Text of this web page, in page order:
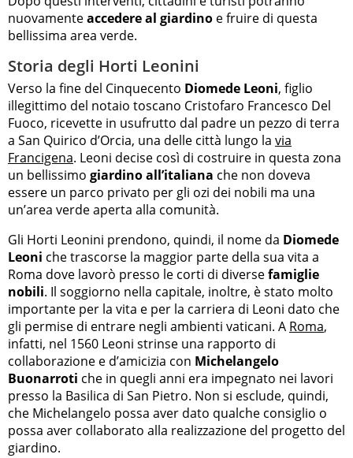
nuovamenteaccedere al giardino e fruire di questa
bellissima area verde.
Storia degli Horti Leonini
Verso la fine del Cinquecento Diomede Leoni, figlio
illegittimo del notaio toscano Cristofaro Francesco Del
Fuoco, ricevette in usufrutto dal padre un pezzo di terra
a San Quirico d’Orcia, una delle città lungo la via
Francigena. Leoni decise così di costruire in questa zona
un bellissimo giardino all’italiana che non doveva
essere un parco privato per gli ozi dei nobili ma una
un’area verde aperta alla comunità.
Gli Horti Leonini prendono, quindi, il nome da Diomede
Leoni che trascorse la maggior parte della sua vita a
Roma dove lavorò presso le corti di diversefamiglie
nobili. Il soggiorno nella capitale, inoltre, è stato molto
importante per la vita e per la carriera di Leoni dato che
gli permise di entrare negli ambienti vaticani. A Roma,
infatti, nel 1560 Leoni strinse una rapporto di
collaborazione e d’amicizia con Michelangelo
Buonarroti che in quegli anni era impegnato nei lavori
presso la Basilica di San Pietro. Non si esclude, quindi,
che Michelangelo possa aver dato qualche consiglio o
possa aver collaborato alla realizzazione del progetto del
giardino.